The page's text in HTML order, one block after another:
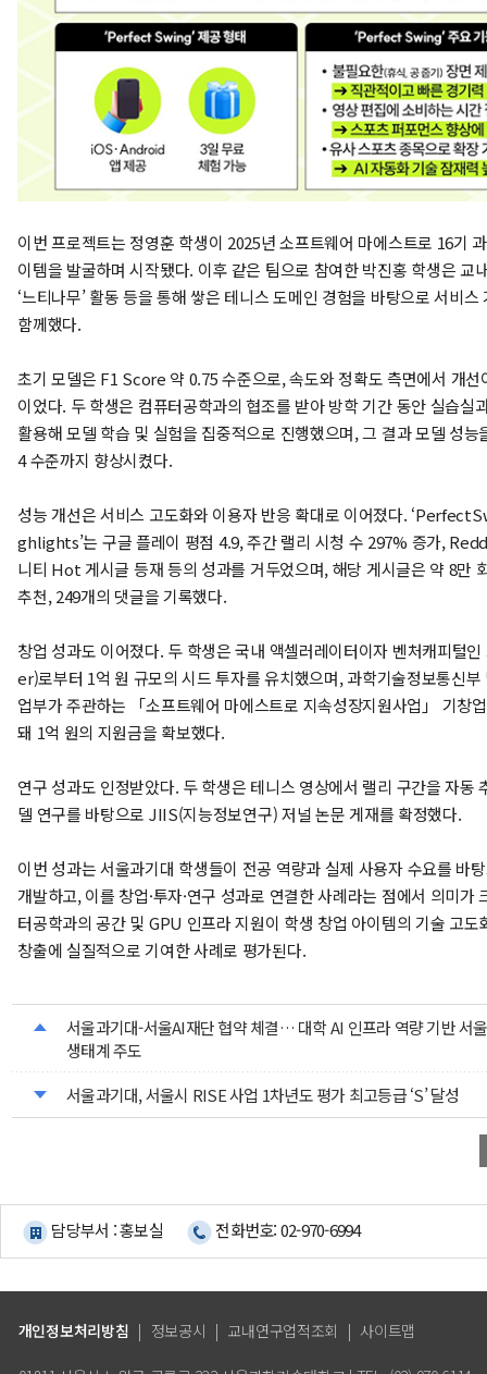
이번 프로젝트는 정영훈 학생이 2025년 소프트웨어 마에스트로 16기
이템을 발굴하며 시작됐다. 이후 같은 팀으로 참여한 박진홍 학생은 교
‘느티나무’ 활동 등을 통해 쌓은 테니스 도메인 경험을 바탕으로 서비스
함께했다.
초기 모델은 F1 Score 약 0.75 수준으로, 속도와 정확도 측면에서 개선
이었다. 두 학생은 컴퓨터공학과의 협조를 받아 방학 기간 동안 실습실
활용해 모델 학습 및 실험을 집중적으로 진행했으며, 그 결과 모델 성
4 수준까지 향상시켰다.
성능 개선은 서비스 고도화와 이용자 반응 확대로 이어졌다.
ghlights’는 구글 플레이 평점 4.9, 주간 랠리 시청 수 297% 증가,
니티 Hot 게시글 등재 등의 성과를 거두었으며, 해당 게시글은 약 8만
추천, 249개의 댓글을 기록했다.
창업 성과도 이어졌다. 두 학생은 국내 액셀러레이터이자 벤처캐피털
er)로부터 1억 원 규모의 시드 투자를 유치했으며, 과학기술정보통신부
업부가 주관하는 「소프트웨어 마에스트로 지속성장지원사업」 기창
돼 1억 원의 지원금을 확보했다.
연구 성과도 인정받았다. 두 학생은 테니스 영상에서 랠리 구간을 자동
델 연구를 바탕으로 JIIS(지능정보연구) 저널 논문 게재를 확정했다.
이번 성과는 서울과기대 학생들이 전공 역량과 실제 사용자 수요를 바
개발하고, 이를 창업·투자·연구 성과로 연결한 사례라는 점에서 의미가
터공학과의 공간 및 GPU 인프라 지원이 학생 창업 아이템의 기술 고도
창출에 실질적으로 기여한 사례로 평가된다.
서울과기대-서울AI재단 협약 체결… 대학 AI 인프라 역량 기반 서
생태계 주도
서울과기대, 서울시 RISE 사업 1차년도 평가 최고등급 ‘S’ 달성
담당부서 : 홍보실 전화번호: 02-970-6994
개인정보처리방침 | 정보공시 | 교내연구업적조회 | 사이트맵